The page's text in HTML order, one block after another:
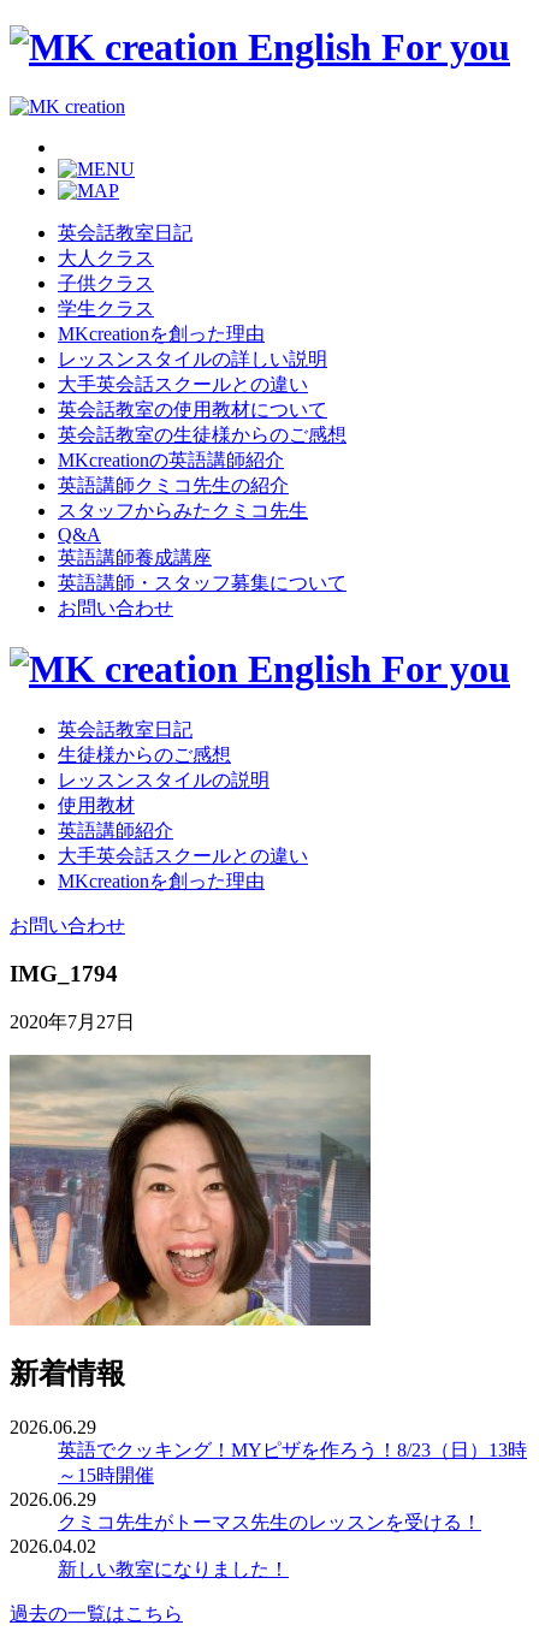
英会話教室日記
大人クラス
子供クラス
学生クラス
MKcreationを創った理由
レッスンスタイルの詳しい説明
大手英会話スクールとの違い
英会話教室の使用教材について
英会話教室の生徒様からのご感想
MKcreationの英語講師紹介
英語講師クミコ先生の紹介
スタッフからみたクミコ先生
Q&A
英語講師養成講座
英語講師・スタッフ募集について
お問い合わせ
英会話教室日記
生徒様からのご感想
レッスンスタイルの説明
使用教材
英語講師紹介
大手英会話スクールとの違い
MKcreationを創った理由
お問い合わせ
IMG_1794
2020年7月27日
新着情報
2026.06.29
英語でクッキング！MYピザを作ろう！8/23（日）13時
～15時開催
2026.06.29
クミコ先生がトーマス先生のレッスンを受ける！
2026.04.02
新しい教室になりました！
過去の一覧はこちら